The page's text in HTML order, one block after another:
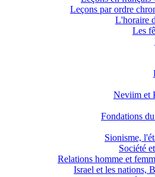
Leçons par ordre
L'horaire
Les
Neviim et
Fondations
Sionisme,
Société
Relations homme et
Israel et les nations,